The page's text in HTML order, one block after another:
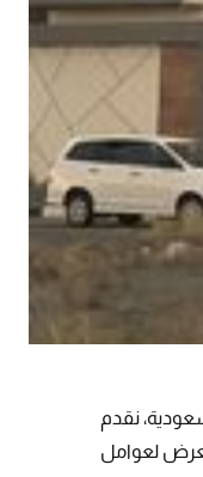
نقدم
لعوامل